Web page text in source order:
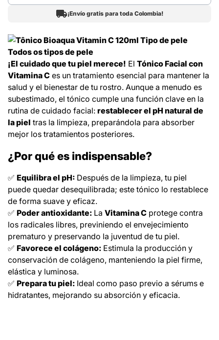
¡Envío gratis para toda Colombia!
¡El cuidado que tu piel merece! El Tónico Facial con
Vitamina C es un tratamiento esencial para mantener la
salud y el bienestar de tu rostro. Aunque a menudo es
subestimado, el tónico cumple una función clave en la
rutina de cuidado facial: restablecer el pH natural de
la piel tras la limpieza, preparándola para absorber
mejor los tratamientos posteriores.
¿Por qué es indispensable?
✅ Equilibra el pH: Después de la limpieza, tu piel
puede quedar desequilibrada; este tónico lo restablece
de forma suave y eficaz.
✅ Poder antioxidante: La Vitamina C protege contra
los radicales libres, previniendo el envejecimiento
prematuro y preservando la juventud de tu piel.
✅ Favorece el colágeno: Estimula la producción y
conservación de colágeno, manteniendo la piel firme,
elástica y luminosa.
✅ Prepara tu piel: Ideal como paso previo a sérums e
hidratantes, mejorando su absorción y eficacia.